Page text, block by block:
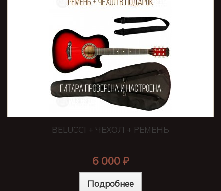
BELUCCI + ЧЕХОЛ + РЕМЕНЬ
6 000 ₽
Подробнее